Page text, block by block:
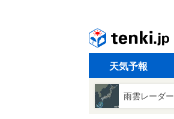
天気予報
雨雲レーダー